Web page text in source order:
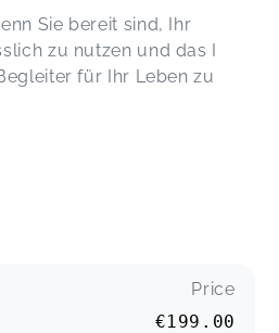
Sie bereit sind, Ihr
zu nutzen und das I
für Ihr Leben zu
Price
€199.00